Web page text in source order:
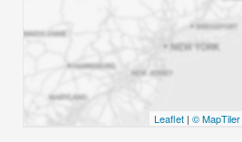
Leaflet | © MapTiler